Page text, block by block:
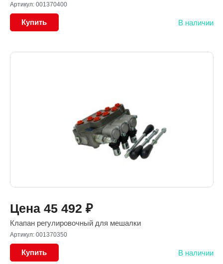
Артикул: 001370400
Купить В наличии
Цена 45 492 ₽
Клапан регулировочный для мешалки
Артикул: 001370350
Купить В наличии